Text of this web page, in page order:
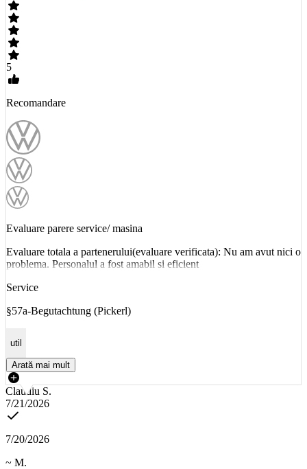
5
Recomandare
Evaluare parere service/ masina
Evaluare totala a partenerului(evaluare verificata): Nu am avut nici o
problema. Personalul a fost amabil si eficient
Service
§57a-Begutachtung (Pickerl)
util
Arată mai mult
Claudiu S.
7/21/2026
7/20/2026
~ M.